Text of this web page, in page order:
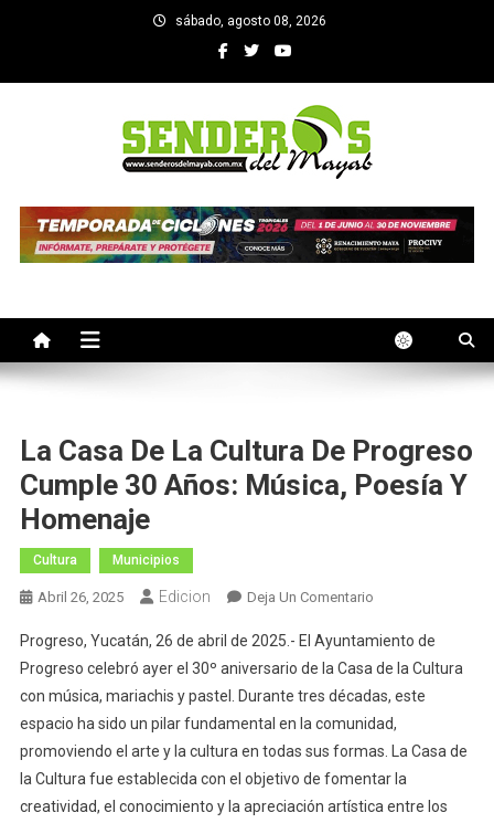
sábado, agosto 08, 2026
SENDEROS DEL MAYAB
La Casa De La Cultura De Progreso
Cumple 30 Años: Música, Poesía Y
Homenaje
Cultura Municipios
Abril 26, 2025 Edicion Deja Un ComentarioEn
Casa
De
La
Cultura
De
Progreso
Cumple
Progreso, Yucatán, 26 de abril de 2025.- El Ayuntamiento de
Progreso celebró ayer el 30º aniversario de la Casa de la Cultura
con música, mariachis y pastel. Durante tres décadas, este
espacio ha sido un pilar fundamental en la comunidad,
promoviendo el arte y la cultura en todas sus formas. La Casa de
la Cultura fue establecida con el objetivo de fomentar la
creatividad, el conocimiento y la apreciación artística entre los